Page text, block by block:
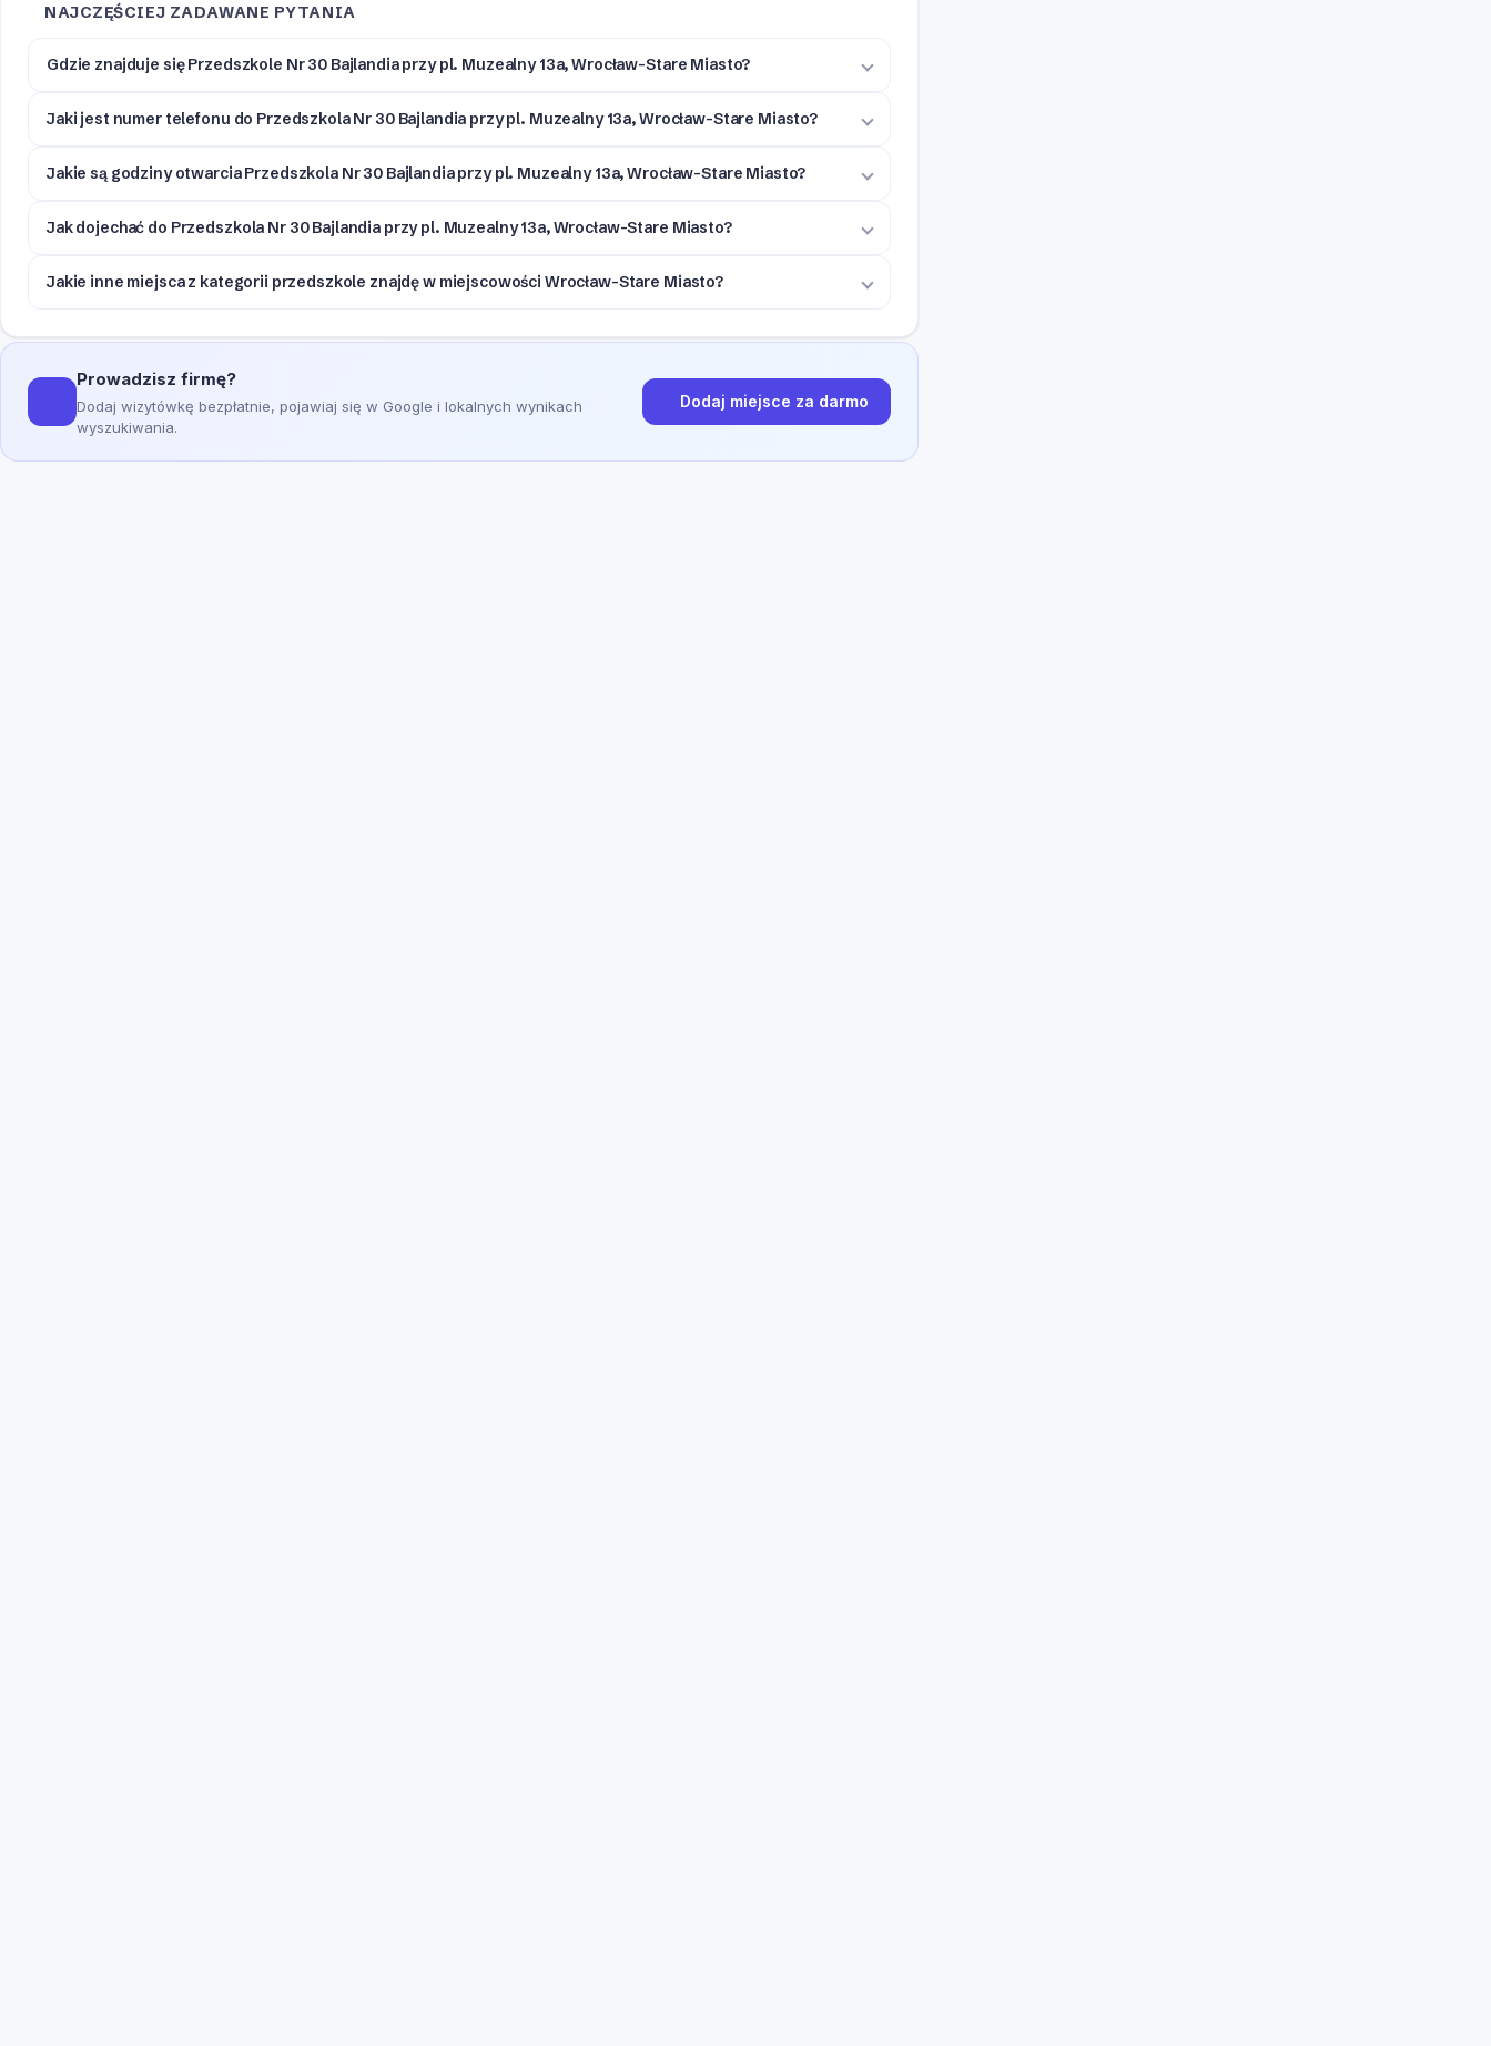
NAJCZĘŚCIEJ ZADAWANE PYTANIA
Gdzie znajduje się Przedszkole Nr 30 Bajlandia przy pl. Muzealny 13a, Wrocław-Stare Miasto?
Jaki jest numer telefonu do Przedszkola Nr 30 Bajlandia przy pl. Muzealny 13a, Wrocław-Stare Miasto?
Jakie są godziny otwarcia Przedszkola Nr 30 Bajlandia przy pl. Muzealny 13a, Wrocław-Stare Miasto?
Jak dojechać do Przedszkola Nr 30 Bajlandia przy pl. Muzealny 13a, Wrocław-Stare Miasto?
Jakie inne miejsca z kategorii przedszkole znajdę w miejscowości Wrocław-Stare Miasto?
Prowadzisz firmę?
Dodaj wizytówkę bezpłatnie, pojawiaj się w Google i lokalnych wynikach
wyszukiwania.
Dodaj miejsce za darmo